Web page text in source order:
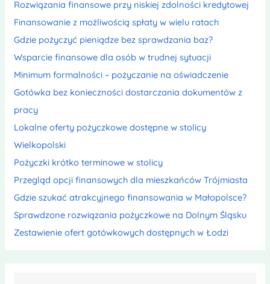
Rozwiązania finansowe przy niskiej zdolności kredytowej
Finansowanie z możliwością spłaty w wielu ratach
Gdzie pożyczyć pieniądze bez sprawdzania baz?
Wsparcie finansowe dla osób w trudnej sytuacji
Minimum formalności – pożyczanie na oświadczenie
Gotówka bez konieczności dostarczania dokumentów z
pracy
Lokalne oferty pożyczkowe dostępne w stolicy
Wielkopolski
Pożyczki krótko terminowe w stolicy
Przegląd opcji finansowych dla mieszkańców Trójmiasta
Gdzie szukać atrakcyjnego finansowania w Małopolsce?
Sprawdzone rozwiązania pożyczkowe na Dolnym Śląsku
Zestawienie ofert gotówkowych dostępnych w Łodzi